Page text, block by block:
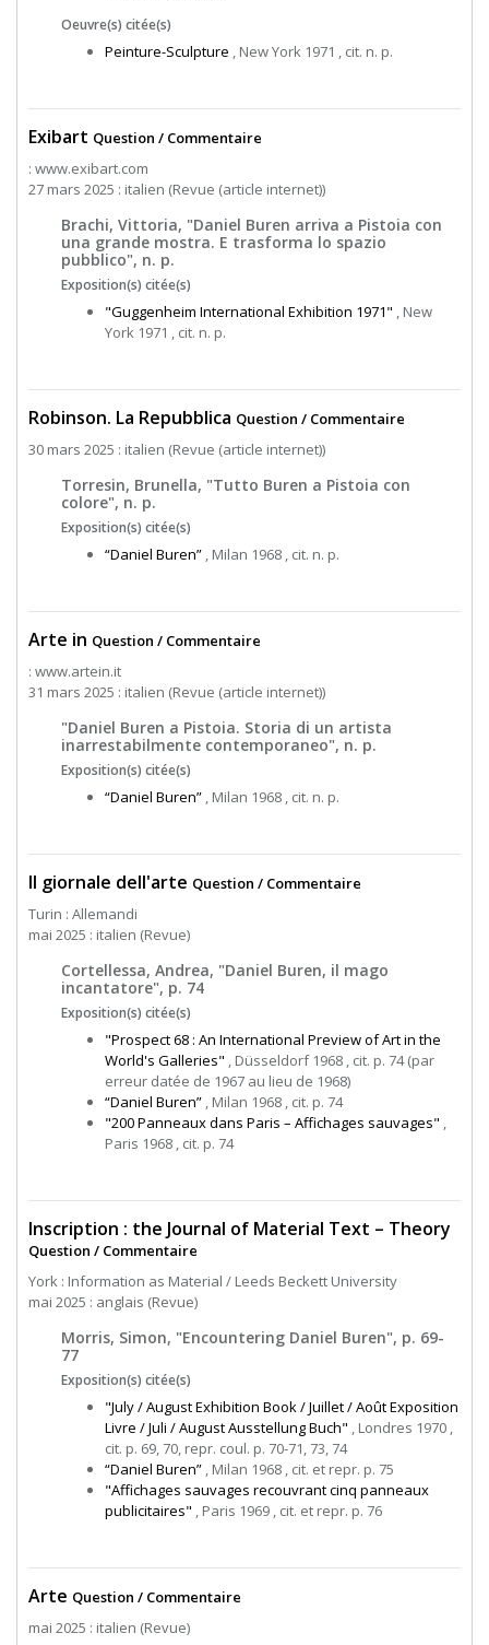
Oeuvre(s) citée(s)
Peinture-Sculpture , New York 1971 , cit. n. p.
Exibart Question / Commentaire
: www.exibart.com
27 mars 2025 : italien (Revue (article internet))
Brachi, Vittoria, "Daniel Buren arriva a Pistoia con
una grande mostra. E trasforma lo spazio
pubblico", n. p.
Exposition(s) citée(s)
"Guggenheim International Exhibition 1971" , New
York 1971 , cit. n. p.
Robinson. La Repubblica Question / Commentaire
30 mars 2025 : italien (Revue (article internet))
Torresin, Brunella, "Tutto Buren a Pistoia con
colore", n. p.
Exposition(s) citée(s)
“Daniel Buren” , Milan 1968 , cit. n. p.
Arte in Question / Commentaire
: www.artein.it
31 mars 2025 : italien (Revue (article internet))
"Daniel Buren a Pistoia. Storia di un artista
inarrestabilmente contemporaneo", n. p.
Exposition(s) citée(s)
“Daniel Buren” , Milan 1968 , cit. n. p.
Il giornale dell'arte Question / Commentaire
Turin : Allemandi
mai 2025 : italien (Revue)
Cortellessa, Andrea, "Daniel Buren, il mago
incantatore", p. 74
Exposition(s) citée(s)
"Prospect 68 : An International Preview of Art in the
World's Galleries" , Düsseldorf 1968 , cit. p. 74 (par
erreur datée de 1967 au lieu de 1968)
“Daniel Buren” , Milan 1968 , cit. p. 74
"200 Panneaux dans Paris – Affichages sauvages" ,
Paris 1968 , cit. p. 74
Inscription : the Journal of Material Text – Theory
Question / Commentaire
York : Information as Material / Leeds Beckett University
mai 2025 : anglais (Revue)
Morris, Simon, "Encountering Daniel Buren", p. 69-
77
Exposition(s) citée(s)
"July / August Exhibition Book / Juillet / Août Exposition
Livre / Juli / August Ausstellung Buch" , Londres 1970 ,
cit. p. 69, 70, repr. coul. p. 70-71, 73, 74
“Daniel Buren” , Milan 1968 , cit. et repr. p. 75
"Affichages sauvages recouvrant cinq panneaux
publicitaires" , Paris 1969 , cit. et repr. p. 76
Arte Question / Commentaire
mai 2025 : italien (Revue)